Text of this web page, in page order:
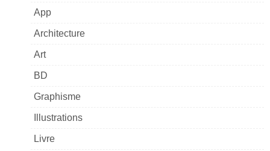
App
Architecture
Art
BD
Graphisme
Illustrations
Livre